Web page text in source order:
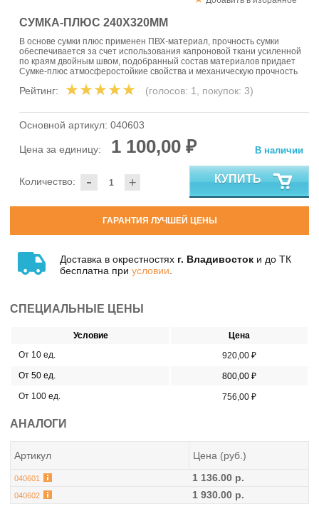
СУМКА-ПЛЮС 240Х320ММ
В основе сумки плюс применен ПВХ-материал, прочность сумки
обеспечивается за счет использования капроновой ткани усиленной
по краям двойным швом, подобранный состав материалов придает
Сумке-плюс атмосферостойкие свойства и механическую прочность
Рейтинг: (голосов: 1, покупок: 3)
Основной артикул: 040603
Цена за единицу: 1 100,00 ₽
- +
Количество:
В наличии
КУПИТЬ
ГАРАНТИЯ ЛУЧШЕЙ ЦЕНЫ
Доставка в окрестностях г. Владивосток и до ТК
бесплатна при условии
СПЕЦИАЛЬНЫЕ ЦЕНЫ
Условие
Цена
От 10 ед.
920,00 ₽
От 50 ед.
800,00 ₽
От 100 ед.
756,00 ₽
АНАЛОГИ
Артикул Цена (руб.)
040601 1 136.00 р.
040602 1 930.00 р.